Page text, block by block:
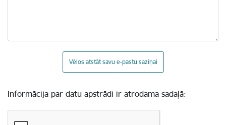
Vēlos atstāt savu e-pastu saziņai
Informācija par datu apstrādi ir atrodama sadaļā: